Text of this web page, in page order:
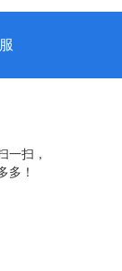
一扫，
多！